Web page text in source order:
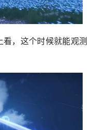
，这个时候就能观测